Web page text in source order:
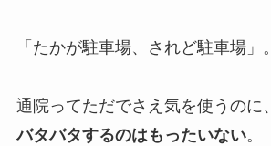
「たかが駐車場、されど駐車場」。
通院ってただでさえ気を使うのに、
バタバタするのはもったいない。